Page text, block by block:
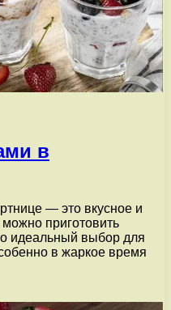
в
— это вкусное и
приготовить
идеальный выбор для
в жаркое время